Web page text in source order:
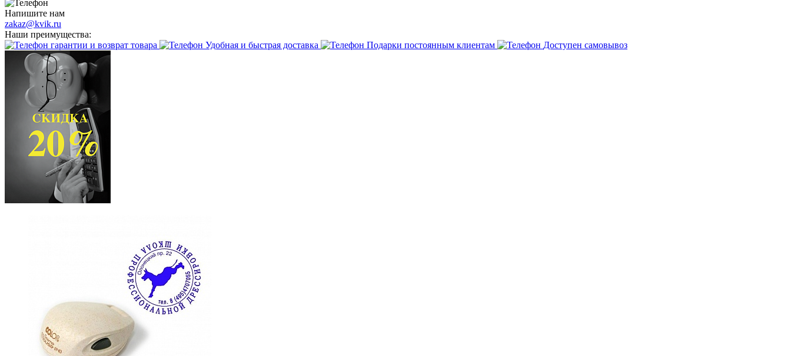
Напишите нам
zakaz@kvik.ru
Наши преимущества:
гарантии и возврат товара
Удобная и быстрая доставка Подарки постоянным клиентам Доступен самовывоз